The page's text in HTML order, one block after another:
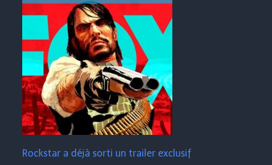
Rockstar a déjà sorti un trailer exclusif